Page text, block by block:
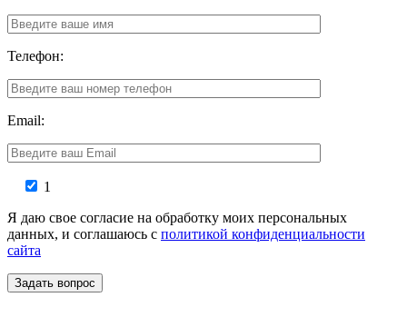
Телефон:
Email:
1
Я даю свое согласие на обработку моих персональных
данных, и соглашаюсь с политикой конфиденциальности
сайта
Задать вопрос